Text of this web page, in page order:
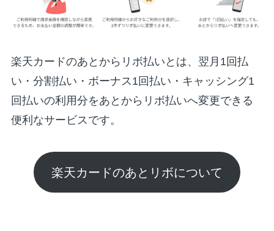
楽天カードのあとからリボ払いとは、翌月1回払
い・分割払い・ボーナス1回払い・キャッシング1
回払いの利用分をあとからリボ払いへ変更できる
便利なサービスです。
楽天カードのあとリボについて